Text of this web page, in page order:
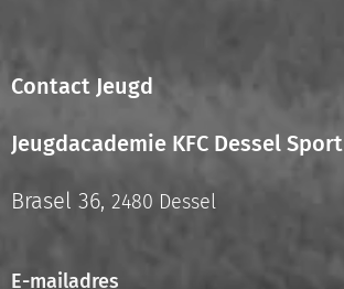
Contact Jeugd
Jeugdacademie KFC Dessel Sport
Brasel 36, 2480 Dessel
E-mailadres